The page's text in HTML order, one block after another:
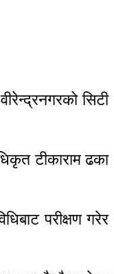
सिटी
टीकाराम ढका
परीक्षण गरेर